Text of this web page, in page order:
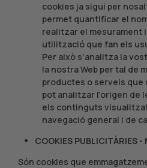
cookies ja sigui per
permet quantificar el
realitzar el mesurament
utilització que fan els
Per això s'analitza la
la nostra Web per tal de
productes o serveis
pot analitzar l'origen de
els continguts
navegació general i de
COOKIES PUBLICITÀRIES -
Són cookies que